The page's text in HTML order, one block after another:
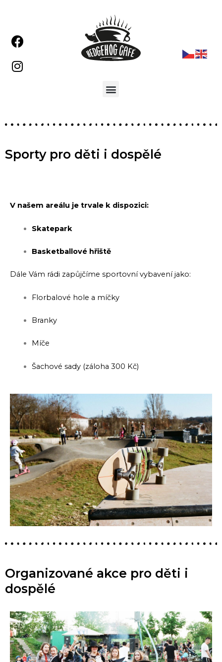
Sporty pro děti i dospělé
V našem areálu je trvale k dispozici:
Skatepark
Basketballové hřiště
Dále Vám rádi zapůjčíme sportovní vybavení jako:
Florbalové hole a míčky
Branky
Míče
Šachové sady (záloha 300 Kč)
Organizované akce pro děti i
dospělé